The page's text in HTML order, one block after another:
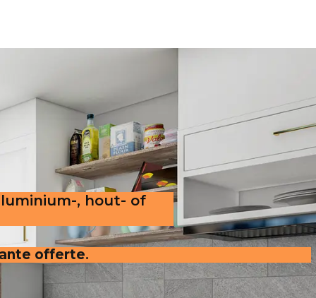
, hout- of
offerte.